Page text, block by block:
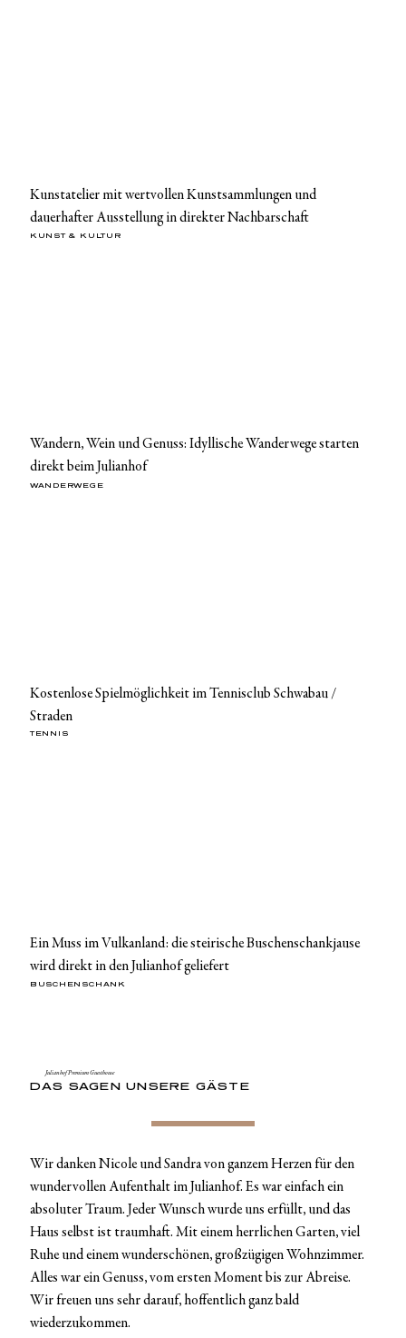
Kunstatelier mit wertvollen Kunstsammlungen und
dauerhafter Ausstellung in direkter Nachbarschaft
KUNST & KULTUR
Wandern, Wein und Genuss: Idyllische Wanderwege starten
direkt beim Julianhof
WANDERWEGE
Kostenlose Spielmöglichkeit im Tennisclub Schwabau /
Straden
TENNIS
Ein Muss im Vulkanland: die steirische Buschenschankjause
wird direkt in den Julianhof geliefert
BUSCHENSCHANK
Julianhof Premium Guesthouse
DAS SAGEN UNSERE GÄSTE
Wir danken Nicole und Sandra von ganzem Herzen für den
wundervollen Aufenthalt im Julianhof. Es war einfach ein
absoluter Traum. Jeder Wunsch wurde uns erfüllt, und das
Haus selbst ist traumhaft. Mit einem herrlichen Garten, viel
Ruhe und einem wunderschönen, großzügigen Wohnzimmer.
Alles war ein Genuss, vom ersten Moment bis zur Abreise.
Wir freuen uns sehr darauf, hoffentlich ganz bald
wiederzukommen.